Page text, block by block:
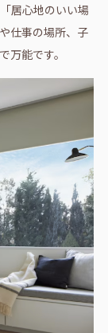
居心地のいい場
仕事の場所、子
万能です。